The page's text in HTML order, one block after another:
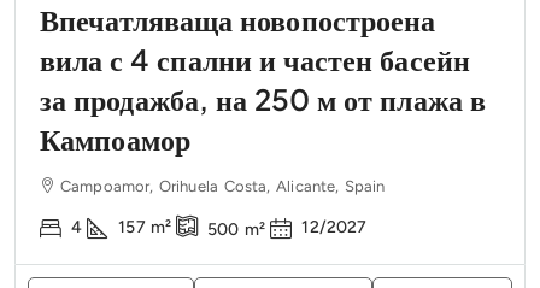
Впечатляваща новопостроена
вила с 4 спални и частен басейн
за продажба, на 250 м от плажа в
Кампоамор
Campoamor, Orihuela Costa, Alicante, Spain
4 157 m² 500 m² 12/2027